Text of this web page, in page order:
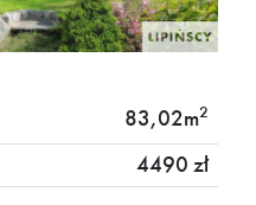
83,02m2
4490 zł